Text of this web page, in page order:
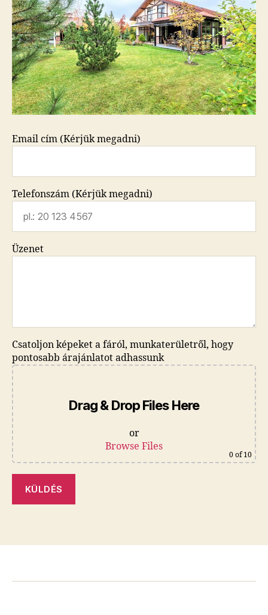
Email cím (Kérjük megadni)
Telefonszám (Kérjük megadni)
Üzenet
Csatoljon képeket a fáról, munkaterületről, hogy
pontosabb árajánlatot adhassunk
Drag & Drop Files Here
or
Browse Files
0 of 10